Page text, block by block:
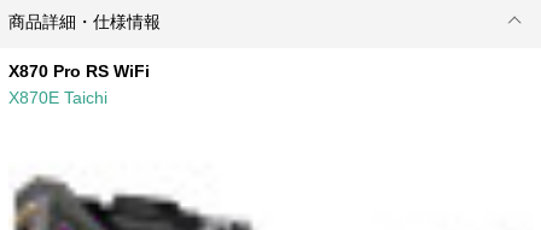
商品詳細・仕様情報
X870 Pro RS WiFi
X870E Taichi